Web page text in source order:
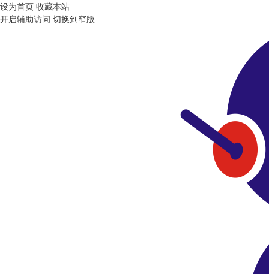
设为首页 收藏本站
开启辅助访问 切换到窄版